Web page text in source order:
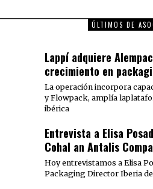
ÚLTIMOS DE
Lappí adquiere
crecimiento en
La operación incorpora
y Flowpack, amplía
ibérica
Entrevista a Elisa
Cohal an Antalis
Hoy entrevistamos a Elisa
Packaging Director Iberia de